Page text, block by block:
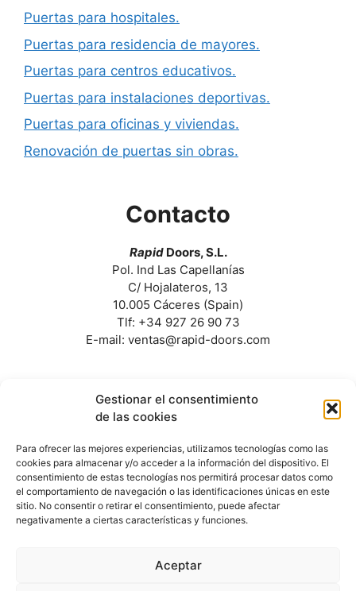
Gestionar el consentimiento
de las cookies
Para ofrecer las mejores experiencias, utilizamos tecnologías como las
cookies para almacenar y/o acceder a la información del dispositivo. El
consentimiento de estas tecnologías nos permitirá procesar datos como
el comportamiento de navegación o las identificaciones únicas en este
sitio. No consentir o retirar el consentimiento, puede afectar
negativamente a ciertas características y funciones.
Aceptar
Puertas para hospitales.
Puertas para residencia de mayores.
Puertas para centros educativos.
Puertas para instalaciones deportivas.
Puertas para oficinas y viviendas.
Renovación de puertas sin obras.
Contacto
RapidDoors, S.L.
Pol. Ind Las Capellanías
C/ Hojalateros, 13
10.005 Cáceres (Spain)
Tlf: +34 927 26 90 73
E-mail: ventas@rapid-doors.com
Denominación del proyecto, Feria Internacional
Construmat 2025, 20 al 22 de mayo de 2025,
ACOGIDO AL DECRETO 141/2022 DE 30 DE
NOVIEMBRE, con una inversión de 5.850,00 €.